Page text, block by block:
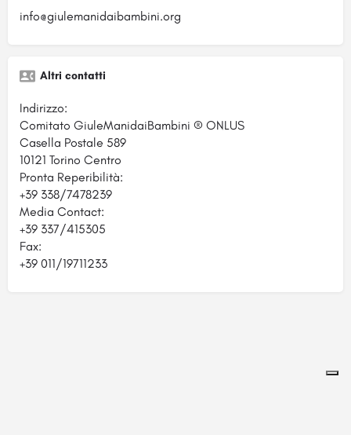
info@giulemanidaibambini.org
Altri contatti
Indirizzo:
Comitato GiuleManidaiBambini ® ONLUS
Casella Postale 589
10121 Torino Centro
Pronta Reperibilità:
+39 338/7478239
Media Contact:
+39 337/415305
Fax:
+39 011/19711233